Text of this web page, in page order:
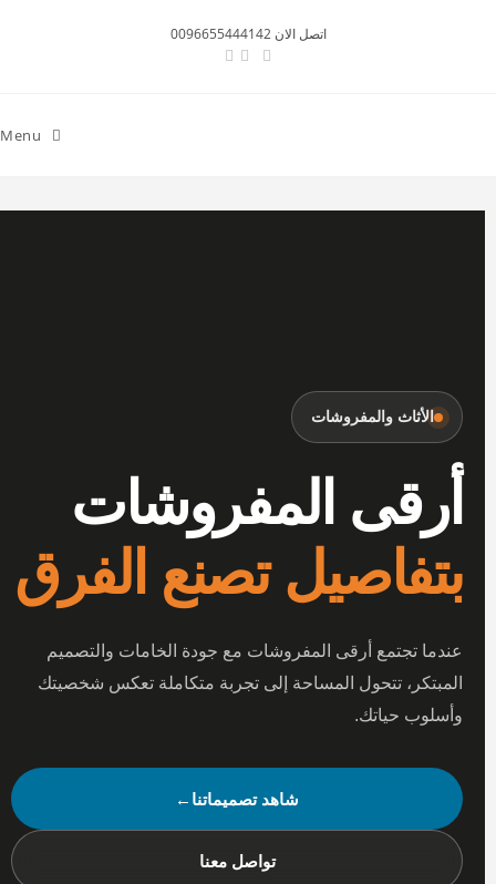
اتصل الان 0096655444142
Menu
الأثاث والمفروشات
أرقى المفروشات
بتفاصيل تصنع الفرق
عندما تجتمع أرقى المفروشات مع جودة الخامات والتصميم
المبتكر، تتحول المساحة إلى تجربة متكاملة تعكس شخصيتك
وأسلوب حياتك.
شاهد تصميماتنا←
تواصل معنا